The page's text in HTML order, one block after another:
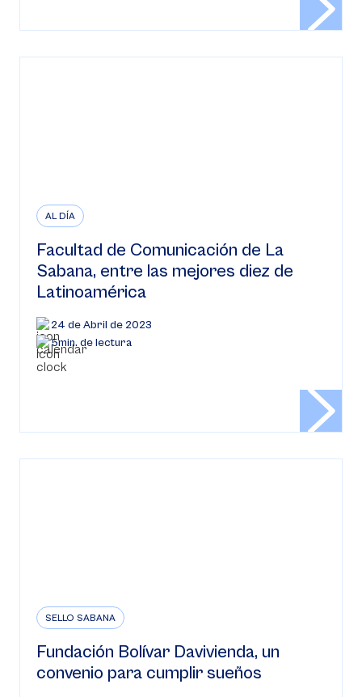
AL DÍA
Facultad de Comunicación de La
Sabana, entre las mejores diez de
Latinoamérica
24 de Abril de 2023
5min. de lectura
SELLO SABANA
Fundación Bolívar Davivienda, un
convenio para cumplir sueños